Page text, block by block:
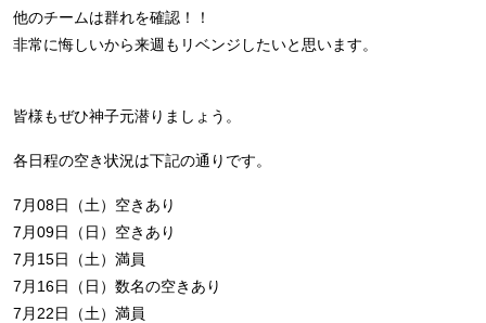
他のチームは群れを確認！！
非常に悔しいから来週もリベンジしたいと思います。
皆様もぜひ神子元潜りましょう。
各日程の空き状況は下記の通りです。
7月08日（土）空きあり
7月09日（日）空きあり
7月15日（土）満員
7月16日（日）数名の空きあり
7月22日（土）満員